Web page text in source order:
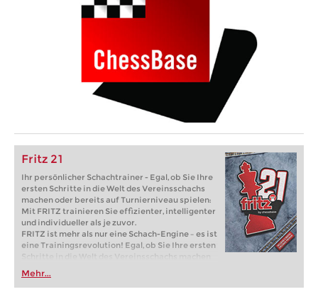
Fritz 21
Ihr persönlicher Schachtrainer - Egal, ob Sie Ihre
ersten Schritte in die Welt des Vereinsschachs
machen oder bereits auf Turnierniveau spielen:
Mit FRITZ trainieren Sie effizienter, intelligenter
und individueller als je zuvor.
FRITZ ist mehr als nur eine Schach-Engine – es ist
eine Trainingsrevolution! Egal, ob Sie Ihre ersten
Schritte in die Welt des Vereinsschachs machen
oder bereits auf Turnierniveau spielen: Mit
FRITZ trainieren Sie effizienter, intelligenter und
individueller als je zuvor.
Mehr...